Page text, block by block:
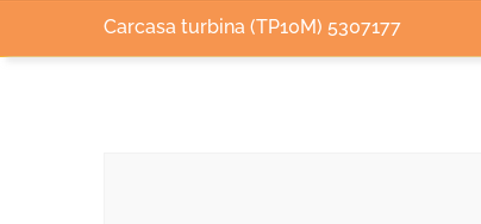
Carcasa turbina (TP10M) 5307177